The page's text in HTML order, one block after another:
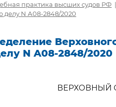
практика высших судов РФ |
делу N А08-2848/2020
N А08-2848/2020
ВЕРХОВНЫЙ